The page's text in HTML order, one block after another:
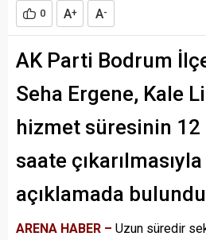
0 A+ A-
AK Parti Bodrum
Seha Ergene, Kale
hizmet süresinin 12
saate
açıklamada
ARENA HABER – Uzun süredir